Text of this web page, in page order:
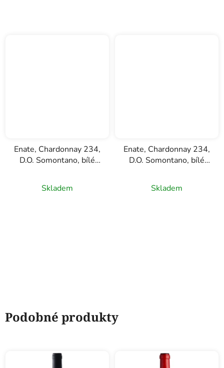
Enate, Chardonnay 234,
D.O. Somontano, bílé
Skladem
Enate, Chardonnay 234,
D.O. Somontano, bílé
Skladem
Podobné produkty